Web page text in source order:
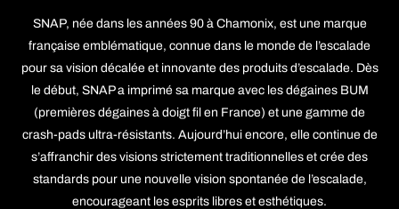
SNAP, née dans les années 90 à Chamonix, est une marque
française emblématique, connue dans le monde de l’escalade
pour sa vision décalée et innovante des produits d’escalade. Dès
le début, SNAP a imprimé sa marque avec les dégaines BUM
(premières dégaines à doigt fil en France) et une gamme de
crash-pads ultra-résistants. Aujourd’hui encore, elle continue de
s’affranchir des visions strictement traditionnelles et crée des
standards pour une nouvelle vision spontanée de l’escalade,
encourageant les esprits libres et esthétiques.